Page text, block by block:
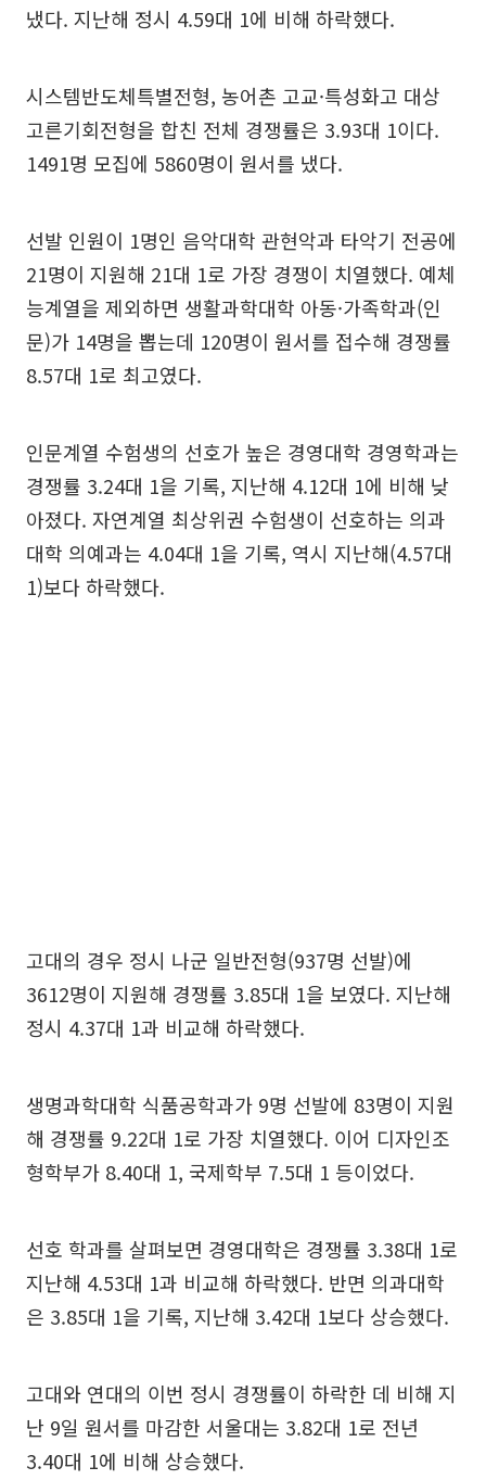
냈다. 지난해 정시 4.59대 1에 비해 하락했다.
시스템반도체특별전형, 농어촌 고교·특성화고 대상
고른기회전형을 합친 전체 경쟁률은 3.93대 1이다.
1491명 모집에 5860명이 원서를 냈다.
선발 인원이 1명인 음악대학 관현악과 타악기 전공에
21명이 지원해 21대 1로 가장 경쟁이 치열했다. 예체
능계열을 제외하면 생활과학대학 아동·가족학과(인
문)가 14명을 뽑는데 120명이 원서를 접수해 경쟁률
8.57대 1로 최고였다.
인문계열 수험생의 선호가 높은 경영대학 경영학과는
경쟁률 3.24대 1을 기록, 지난해 4.12대 1에 비해 낮
아졌다. 자연계열 최상위권 수험생이 선호하는 의과
대학 의예과는 4.04대 1을 기록, 역시 지난해(4.57대
1)보다 하락했다.
고대의 경우 정시 나군 일반전형(937명 선발)에
3612명이 지원해 경쟁률 3.85대 1을 보였다. 지난해
정시 4.37대 1과 비교해 하락했다.
생명과학대학 식품공학과가 9명 선발에 83명이 지원
해 경쟁률 9.22대 1로 가장 치열했다. 이어 디자인조
형학부가 8.40대 1, 국제학부 7.5대 1 등이었다.
선호 학과를 살펴보면 경영대학은 경쟁률 3.38대 1로
지난해 4.53대 1과 비교해 하락했다. 반면 의과대학
은 3.85대 1을 기록, 지난해 3.42대 1보다 상승했다.
고대와 연대의 이번 정시 경쟁률이 하락한 데 비해 지
난 9일 원서를 마감한 서울대는 3.82대 1로 전년
3.40대 1에 비해 상승했다.